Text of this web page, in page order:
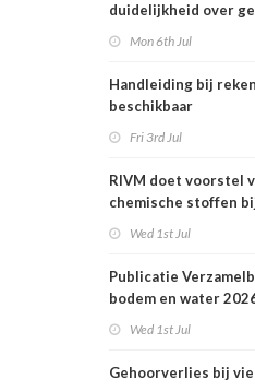
duidelijkheid over
Mon 6th Jul
Handleiding bij
beschikbaar
Fri 3rd Jul
RIVM doet voorstel
chemische stoffen
Wed 1st Jul
Publicatie
bodem en water
Wed 1st Jul
Gehoorverlies bij